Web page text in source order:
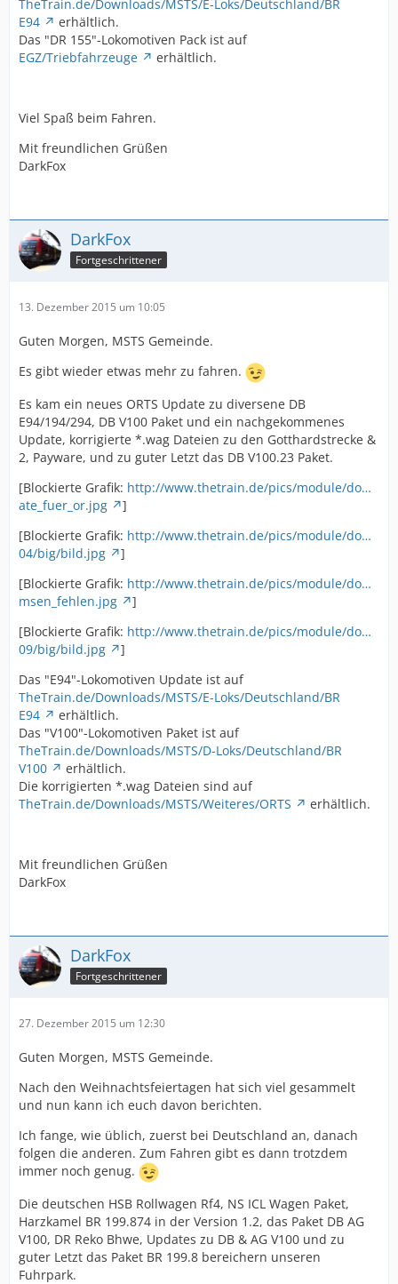
TheTrain.de/Downloads/MSTS/E-Loks/Deutschland/BR
E94
erhältlich.
Das "DR 155"-Lokomotiven Pack ist auf
EGZ/Triebfahrzeuge
erhältlich.
Viel Spaß beim Fahren.
Mit freundlichen Grüßen
DarkFox
DarkFox
Fortgeschrittener
13. Dezember 2015 um 10:05
Guten Morgen, MSTS Gemeinde.
Es gibt wieder etwas mehr zu fahren.
Es kam ein neues ORTS Update zu diversene DB
E94/194/294, DB V100 Paket und ein nachgekommenes
Update, korrigierte *.wag Dateien zu den Gotthardstrecke &
2, Payware, und zu guter Letzt das DB V100.23 Paket.
[Blockierte Grafik: http://www.thetrain.de/pics/module/do…
ate_fuer_or.jpg
]
[Blockierte Grafik: http://www.thetrain.de/pics/module/do…
04/big/bild.jpg
]
[Blockierte Grafik: http://www.thetrain.de/pics/module/do…
msen_fehlen.jpg
]
[Blockierte Grafik: http://www.thetrain.de/pics/module/do…
09/big/bild.jpg
]
Das "E94"-Lokomotiven Update ist auf
TheTrain.de/Downloads/MSTS/E-Loks/Deutschland/BR
E94
erhältlich.
Das "V100"-Lokomotiven Paket ist auf
TheTrain.de/Downloads/MSTS/D-Loks/Deutschland/BR
V100
erhältlich.
Die korrigierten *.wag Dateien sind auf
TheTrain.de/Downloads/MSTS/Weiteres/ORTS
erhältlich.
Mit freundlichen Grüßen
DarkFox
DarkFox
Fortgeschrittener
27. Dezember 2015 um 12:30
Guten Morgen, MSTS Gemeinde.
Nach den Weihnachtsfeiertagen hat sich viel gesammelt
und nun kann ich euch davon berichten.
Ich fange, wie üblich, zuerst bei Deutschland an, danach
folgen die anderen. Zum Fahren gibt es dann trotzdem
immer noch genug.
Die deutschen HSB Rollwagen Rf4, NS ICL Wagen Paket,
Harzkamel BR 199.874 in der Version 1.2, das Paket DB AG
V100, DR Reko Bhwe, Updates zu DB & AG V100 und zu
guter Letzt das Paket BR 199.8 bereichern unseren
Fuhrpark.